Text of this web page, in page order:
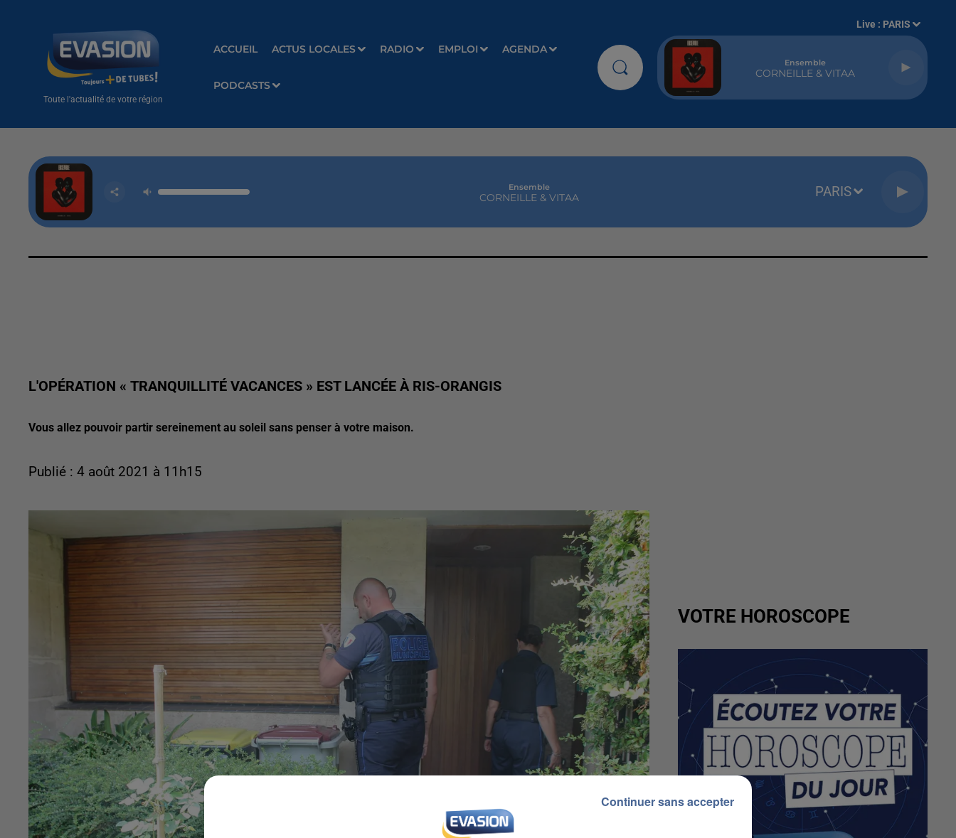
Toute l'actualité de votre région
ACCUEIL ACTUS LOCALES RADIO EMPLOI AGENDA
PODCASTS
Live : PARIS
Ensemble
CORNEILLE & VITAA
Ensemble
CORNEILLE & VITAA PARIS
L'OPÉRATION « TRANQUILLITÉ VACANCES » EST LANCÉE À RIS-ORANGIS
Vous allez pouvoir partir sereinement au soleil sans penser à votre maison.
Publié : 4 août 2021 à 11h15
VOTRE HOROSCOPE
Continuer sans accepter